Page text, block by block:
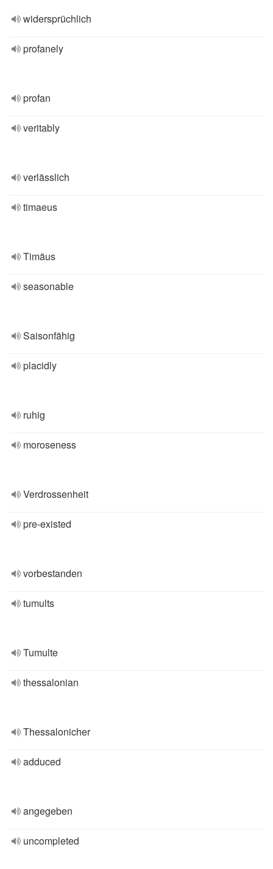
widersprüchlich
profanely
profan
veritably
verlässlich
timaeus
Timäus
seasonable
Saisonfähig
placidly
ruhig
moroseness
Verdrossenheit
pre-existed
vorbestanden
tumults
Tumulte
thessalonian
Thessalonicher
adduced
angegeben
uncompleted